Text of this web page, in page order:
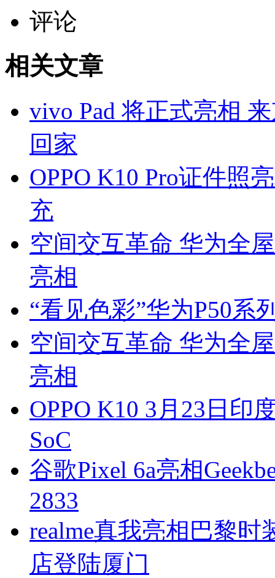
评论
相关文章
vivo Pad 将正式亮相
回家
OPPO K10 Pro证件照
充
空间交互革命 华为全
亮相
“看见色彩”华为P50系
空间交互革命 华为全
亮相
OPPO K10 3月23日印
SoC
谷歌Pixel 6a亮相
2833
realme真我亮相巴黎
店登陆厦门